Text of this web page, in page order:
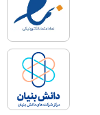
و
داده
خود
2. دفاع تخصصی